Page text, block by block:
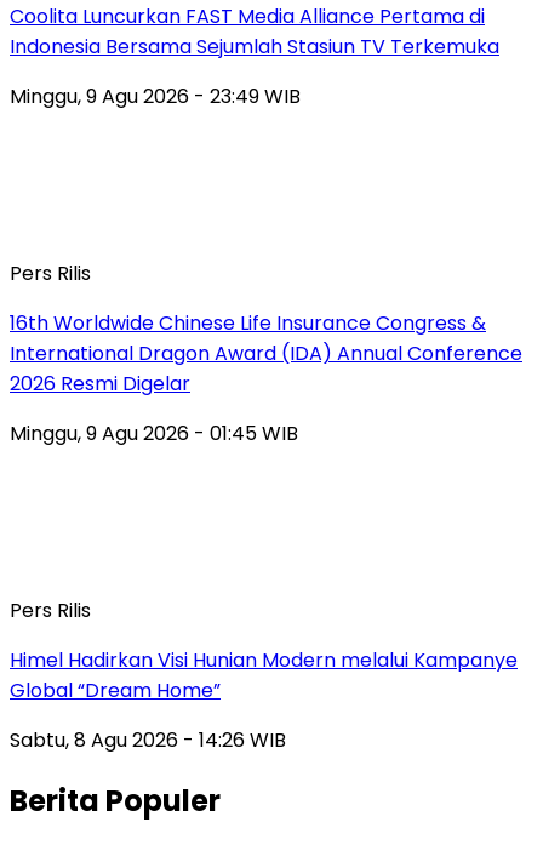
Coolita Luncurkan FAST Media Alliance Pertama di
Indonesia Bersama Sejumlah Stasiun TV Terkemuka
Minggu, 9 Agu 2026 - 23:49 WIB
Pers Rilis
16th Worldwide Chinese Life Insurance Congress &
International Dragon Award (IDA) Annual Conference
2026 Resmi Digelar
Minggu, 9 Agu 2026 - 01:45 WIB
Pers Rilis
Himel Hadirkan Visi Hunian Modern melalui Kampanye
Global “Dream Home”
Sabtu, 8 Agu 2026 - 14:26 WIB
Berita Populer